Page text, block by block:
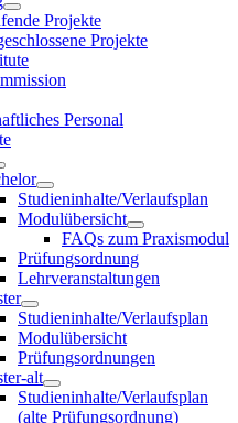
Projekte
Projekte
Personal
Studieninhalte/Verlaufsplan
Modulübersicht
FAQs zum Praxismodul
Prüfungsordnung
Lehrveranstaltungen
Studieninhalte/Verlaufsplan
Modulübersicht
Prüfungsordnungen
alt
Studieninhalte/Verlaufsplan
(alte Prüfungsordnung)